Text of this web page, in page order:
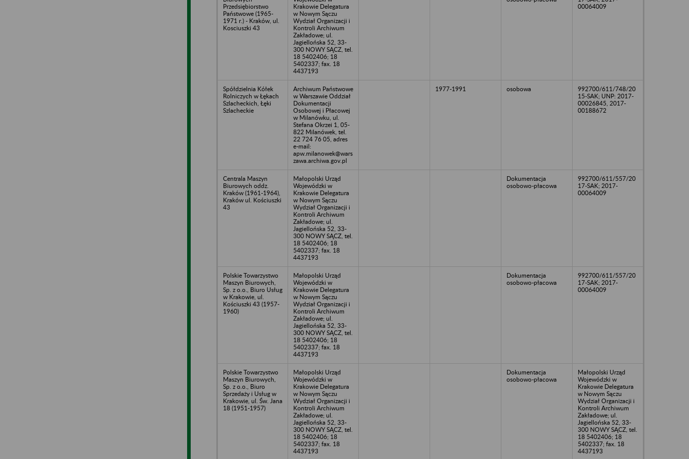
Przedsiębiorstwo
Państwowe (1965-
1971 r.) - Kraków, ul.
Kosciuszki 43
Krakowie Delegatura
w Nowym Sączu
Wydział Organizacji i
Kontroli Archiwum
Zakładowe; ul.
Jagiellońska 52, 33-
300 NOWY SĄCZ, tel.
18 5402406; 18
5402337; fax. 18
4437193
00064009
Spółdzielnia Kółek
Rolniczych w Łękach
Szlacheckich, Łęki
Szlacheckie
Archiwum Państwowe
w Warszawie Oddział
Dokumentacji
Osobowej i Płacowej
w Milanówku, ul.
Stefana Okrzei 1, 05-
822 Milanówek, tel.
22 724 76 05, adres
e-mail:
apw.milanowek@wars
zawa.archiwa.gov.pl
1977-1991 osobowa
992700/611/748/20
15-SAK; UNP: 2017-
00026845, 2017-
00188672
Centrala Maszyn
Biurowych oddz.
Kraków (1961-1964),
Kraków ul. Kościuszki
43
Małopolski Urząd
Wojewódzki w
Krakowie Delegatura
w Nowym Sączu
Wydział Organizacji i
Kontroli Archiwum
Zakładowe; ul.
Jagiellońska 52, 33-
300 NOWY SĄCZ, tel.
18 5402406; 18
5402337; fax. 18
4437193
Dokumentacja
osobowo-płacowa
992700/611/557/20
17-SAK; 2017-
00064009
Polskie Towarzystwo
Maszyn Biurowych,
Sp. z o.o., Biuro Usług
w Krakowie, ul.
Kościuszki 43 (1957-
1960)
Małopolski Urząd
Wojewódzki w
Krakowie Delegatura
w Nowym Sączu
Wydział Organizacji i
Kontroli Archiwum
Zakładowe; ul.
Jagiellońska 52, 33-
300 NOWY SĄCZ, tel.
18 5402406; 18
5402337; fax. 18
4437193
Dokumentacja
osobowo-płacowa
992700/611/557/20
17-SAK; 2017-
00064009
Polskie Towarzystwo
Maszyn Biurowych,
Sp. z o.o., Biuro
Sprzedaży i Usług w
Krakowie, ul. Św. Jana
18 (1951-1957)
Małopolski Urząd
Wojewódzki w
Krakowie Delegatura
w Nowym Sączu
Wydział Organizacji i
Kontroli Archiwum
Zakładowe; ul.
Jagiellońska 52, 33-
300 NOWY SĄCZ, tel.
18 5402406; 18
5402337; fax. 18
4437193
Dokumentacja
osobowo-płacowa
Małopolski Urząd
Wojewódzki w
Krakowie Delegatura
w Nowym Sączu
Wydział Organizacji i
Kontroli Archiwum
Zakładowe; ul.
Jagiellońska 52, 33-
300 NOWY SĄCZ, tel.
18 5402406; 18
5402337; fax. 18
4437193